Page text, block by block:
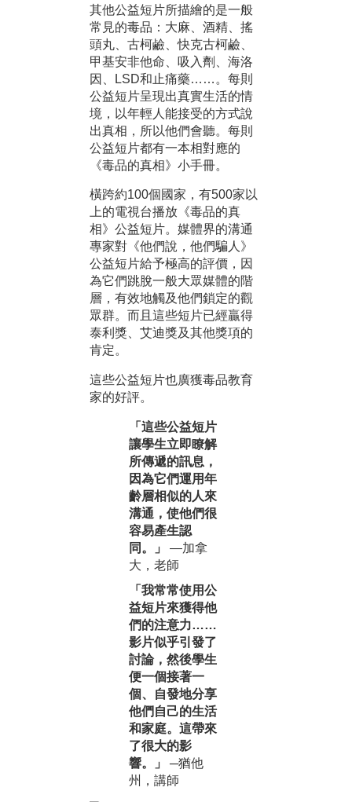
其他公益短片所描繪的是一般
常見的毒品：大麻、酒精、搖
頭丸、古柯鹼、快克古柯鹼、
甲基安非他命、吸入劑、海洛
因、LSD和止痛藥……。每則
公益短片呈現出真實生活的情
境，以年輕人能接受的方式說
出真相，所以他們會聽。每則
公益短片都有一本相對應的
《毒品的真相》小手冊。
橫跨約100個國家，有500家以
上的電視台播放《毒品的真
相》公益短片。媒體界的溝通
專家對《他們說，他們騙人》
公益短片給予極高的評價，因
為它們跳脫一般大眾媒體的階
層，有效地觸及他們鎖定的觀
眾群。而且這些短片已經贏得
泰利獎、艾迪獎及其他獎項的
肯定。
這些公益短片也廣獲毒品教育
家的好評。
「這些公益短片
讓學生立即瞭解
所傳遞的訊息，
因為它們運用年
齡層相似的人來
溝通，使他們很
容易產生認
同。」
—加拿
大，老師
「我常常使用公
益短片來獲得他
們的注意力……
影片似乎引發了
討論，然後學生
便一個接著一
個、自發地分享
他們自己的生活
和家庭。這帶來
了很大的影
響。」 ─猶他
州，講師